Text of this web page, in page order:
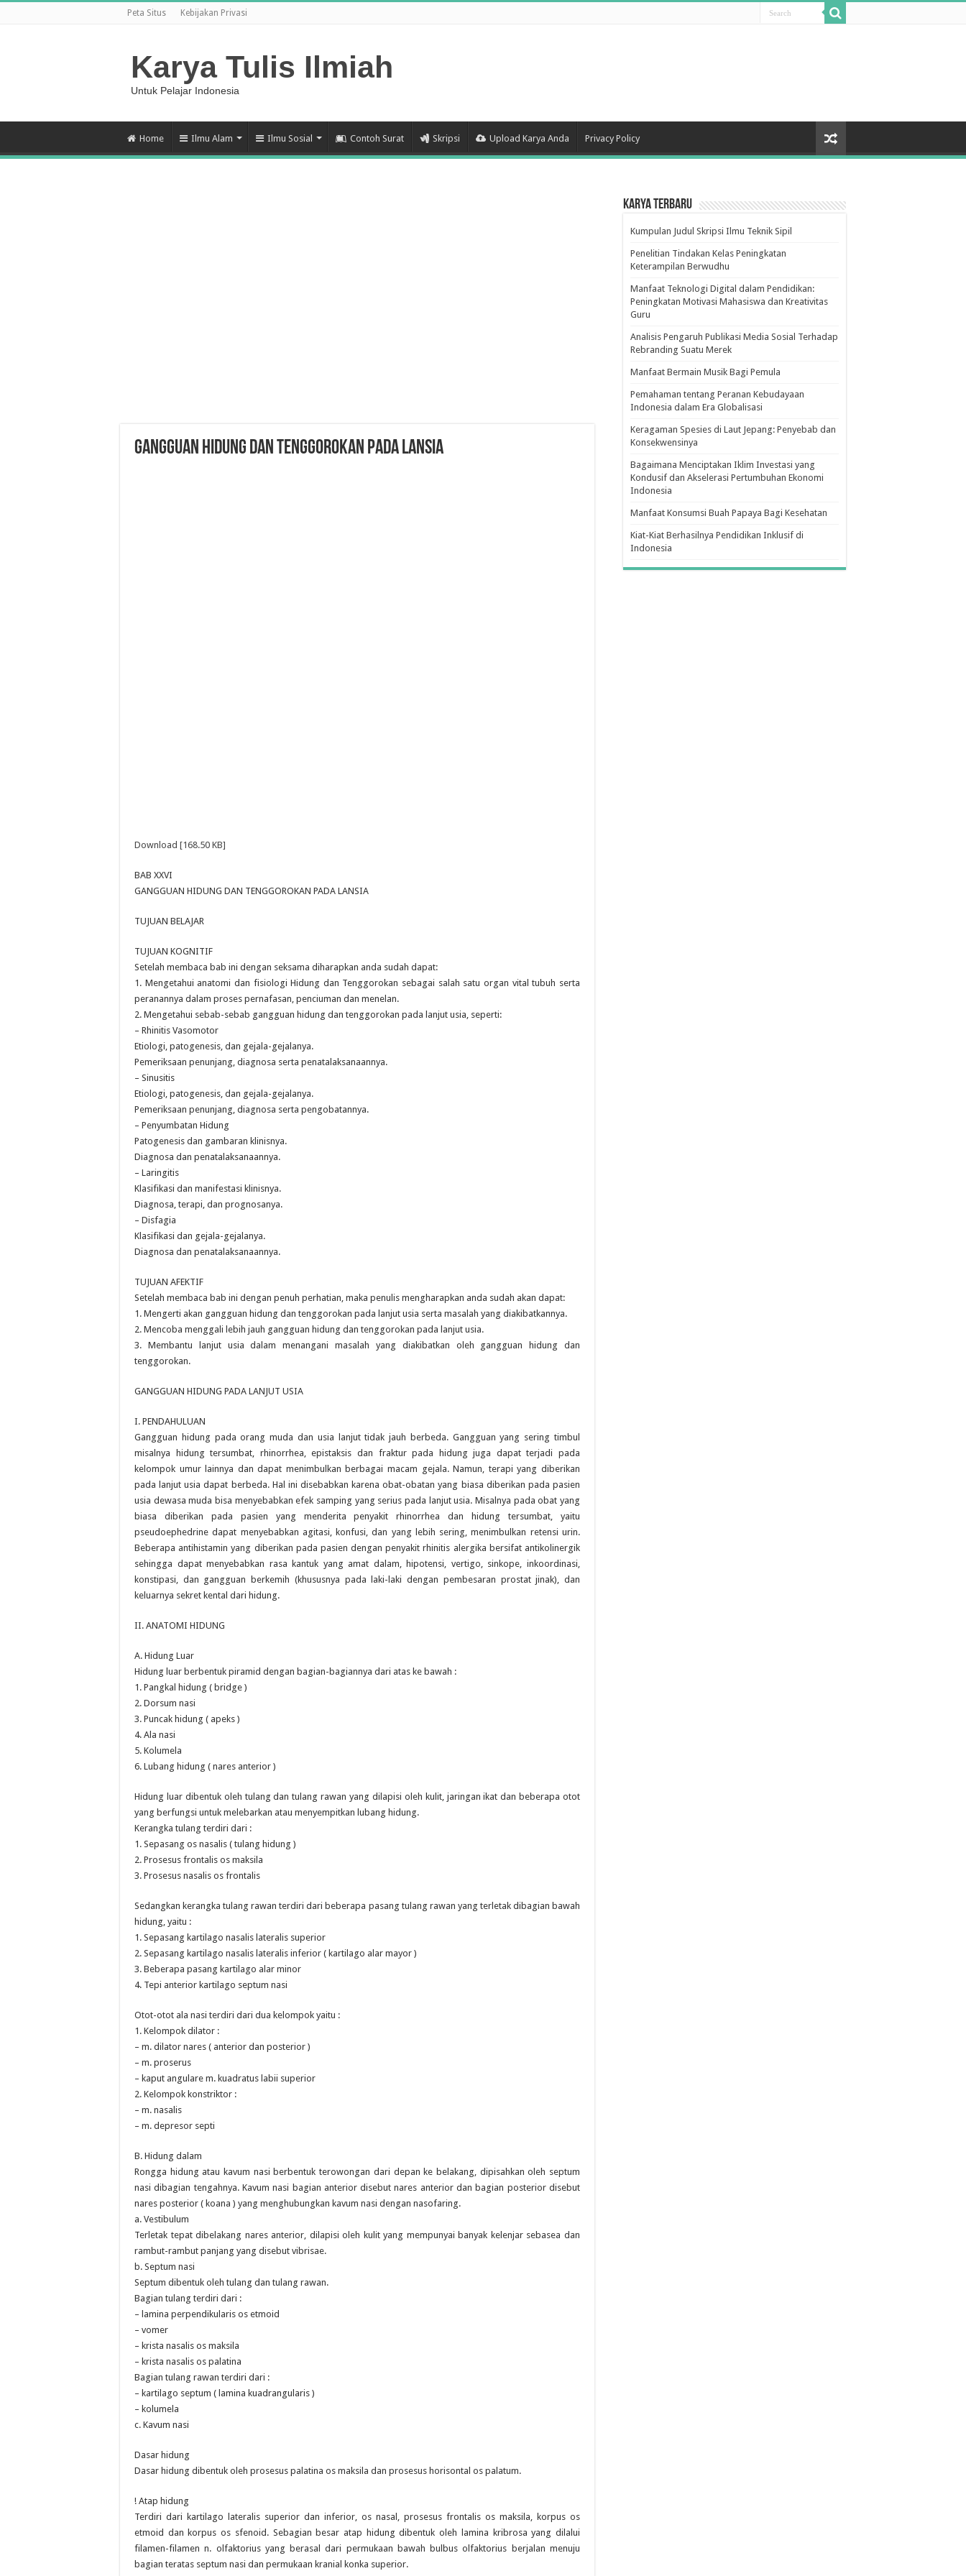
Peta Situs Kebijakan Privasi
Karya Tulis Ilmiah
Untuk Pelajar Indonesia
Home Ilmu Alam Ilmu Sosial Contoh Surat Skripsi Upload Karya Anda Privacy Policy
GANGGUAN HIDUNG DAN TENGGOROKAN PADA LANSIA
Download [168.50 KB]
BAB XXVI
GANGGUAN HIDUNG DAN TENGGOROKAN PADA LANSIA
TUJUAN BELAJAR
TUJUAN KOGNITIF
Setelah membaca bab ini dengan seksama diharapkan anda sudah dapat:
1. Mengetahui anatomi dan fisiologi Hidung dan Tenggorokan sebagai salah satu organ vital tubuh serta
peranannya dalam proses pernafasan, penciuman dan menelan.
2. Mengetahui sebab-sebab gangguan hidung dan tenggorokan pada lanjut usia, seperti:
– Rhinitis Vasomotor
Etiologi, patogenesis, dan gejala-gejalanya.
Pemeriksaan penunjang, diagnosa serta penatalaksanaannya.
– Sinusitis
Etiologi, patogenesis, dan gejala-gejalanya.
Pemeriksaan penunjang, diagnosa serta pengobatannya.
– Penyumbatan Hidung
Patogenesis dan gambaran klinisnya.
Diagnosa dan penatalaksanaannya.
– Laringitis
Klasifikasi dan manifestasi klinisnya.
Diagnosa, terapi, dan prognosanya.
– Disfagia
Klasifikasi dan gejala-gejalanya.
Diagnosa dan penatalaksanaannya.
TUJUAN AFEKTIF
Setelah membaca bab ini dengan penuh perhatian, maka penulis mengharapkan anda sudah akan dapat:
1. Mengerti akan gangguan hidung dan tenggorokan pada lanjut usia serta masalah yang diakibatkannya.
2. Mencoba menggali lebih jauh gangguan hidung dan tenggorokan pada lanjut usia.
3. Membantu lanjut usia dalam menangani masalah yang diakibatkan oleh gangguan hidung dan
tenggorokan.
GANGGUAN HIDUNG PADA LANJUT USIA
I. PENDAHULUAN
Gangguan hidung pada orang muda dan usia lanjut tidak jauh berbeda. Gangguan yang sering timbul
misalnya hidung tersumbat, rhinorrhea, epistaksis dan fraktur pada hidung juga dapat terjadi pada
kelompok umur lainnya dan dapat menimbulkan berbagai macam gejala. Namun, terapi yang diberikan
pada lanjut usia dapat berbeda. Hal ini disebabkan karena obat-obatan yang biasa diberikan pada pasien
usia dewasa muda bisa menyebabkan efek samping yang serius pada lanjut usia. Misalnya pada obat yang
biasa diberikan pada pasien yang menderita penyakit rhinorrhea dan hidung tersumbat, yaitu
pseudoephedrine dapat menyebabkan agitasi, konfusi, dan yang lebih sering, menimbulkan retensi urin.
Beberapa antihistamin yang diberikan pada pasien dengan penyakit rhinitis alergika bersifat antikolinergik
sehingga dapat menyebabkan rasa kantuk yang amat dalam, hipotensi, vertigo, sinkope, inkoordinasi,
konstipasi, dan gangguan berkemih (khususnya pada laki-laki dengan pembesaran prostat jinak), dan
keluarnya sekret kental dari hidung.
II. ANATOMI HIDUNG
A. Hidung Luar
Hidung luar berbentuk piramid dengan bagian-bagiannya dari atas ke bawah :
1. Pangkal hidung ( bridge )
2. Dorsum nasi
3. Puncak hidung ( apeks )
4. Ala nasi
5. Kolumela
6. Lubang hidung ( nares anterior )
Hidung luar dibentuk oleh tulang dan tulang rawan yang dilapisi oleh kulit, jaringan ikat dan beberapa otot
yang berfungsi untuk melebarkan atau menyempitkan lubang hidung.
Kerangka tulang terdiri dari :
1. Sepasang os nasalis ( tulang hidung )
2. Prosesus frontalis os maksila
3. Prosesus nasalis os frontalis
Sedangkan kerangka tulang rawan terdiri dari beberapa pasang tulang rawan yang terletak dibagian bawah
hidung, yaitu :
1. Sepasang kartilago nasalis lateralis superior
2. Sepasang kartilago nasalis lateralis inferior ( kartilago alar mayor )
3. Beberapa pasang kartilago alar minor
4. Tepi anterior kartilago septum nasi
Otot-otot ala nasi terdiri dari dua kelompok yaitu :
1. Kelompok dilator :
– m. dilator nares ( anterior dan posterior )
– m. proserus
– kaput angulare m. kuadratus labii superior
2. Kelompok konstriktor :
– m. nasalis
– m. depresor septi
B. Hidung dalam
Rongga hidung atau kavum nasi berbentuk terowongan dari depan ke belakang, dipisahkan oleh septum
nasi dibagian tengahnya. Kavum nasi bagian anterior disebut nares anterior dan bagian posterior disebut
nares posterior ( koana ) yang menghubungkan kavum nasi dengan nasofaring.
a. Vestibulum
Terletak tepat dibelakang nares anterior, dilapisi oleh kulit yang mempunyai banyak kelenjar sebasea dan
rambut-rambut panjang yang disebut vibrisae.
b. Septum nasi
Septum dibentuk oleh tulang dan tulang rawan.
Bagian tulang terdiri dari :
– lamina perpendikularis os etmoid
– vomer
– krista nasalis os maksila
– krista nasalis os palatina
Bagian tulang rawan terdiri dari :
– kartilago septum ( lamina kuadrangularis )
– kolumela
c. Kavum nasi
Dasar hidung
Dasar hidung dibentuk oleh prosesus palatina os maksila dan prosesus horisontal os palatum.
! Atap hidung
Terdiri dari kartilago lateralis superior dan inferior, os nasal, prosesus frontalis os maksila, korpus os
etmoid dan korpus os sfenoid. Sebagian besar atap hidung dibentuk oleh lamina kribrosa yang dilalui
filamen-filamen n. olfaktorius yang berasal dari permukaan bawah bulbus olfaktorius berjalan menuju
bagian teratas septum nasi dan permukaan kranial konka superior.
Karya Terbaru
Kumpulan Judul Skripsi Ilmu Teknik Sipil
Penelitian Tindakan Kelas Peningkatan
Keterampilan Berwudhu
Manfaat Teknologi Digital dalam Pendidikan:
Peningkatan Motivasi Mahasiswa dan Kreativitas
Guru
Analisis Pengaruh Publikasi Media Sosial Terhadap
Rebranding Suatu Merek
Manfaat Bermain Musik Bagi Pemula
Pemahaman tentang Peranan Kebudayaan
Indonesia dalam Era Globalisasi
Keragaman Spesies di Laut Jepang: Penyebab dan
Konsekwensinya
Bagaimana Menciptakan Iklim Investasi yang
Kondusif dan Akselerasi Pertumbuhan Ekonomi
Indonesia
Manfaat Konsumsi Buah Papaya Bagi Kesehatan
Kiat-Kiat Berhasilnya Pendidikan Inklusif di
Indonesia